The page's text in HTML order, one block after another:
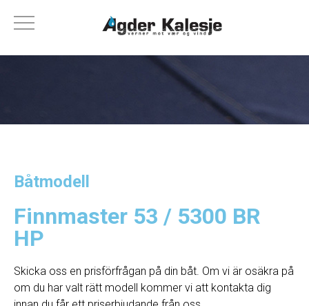
Båtmodell
Finnmaster 53 / 5300 BR
HP
Skicka oss en prisförfrågan på din båt. Om vi ​​är osäkra på
om du har valt rätt modell kommer vi att kontakta dig